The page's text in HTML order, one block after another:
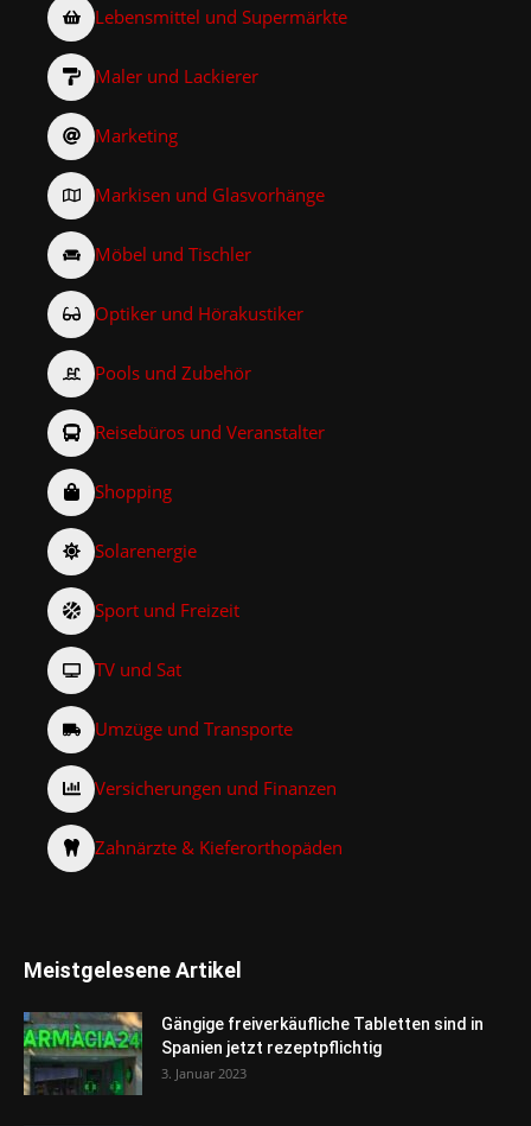
Lebensmittel und Supermärkte
Maler und Lackierer
Marketing
Markisen und Glasvorhänge
Möbel und Tischler
Optiker und Hörakustiker
Pools und Zubehör
Reisebüros und Veranstalter
Shopping
Solarenergie
Sport und Freizeit
TV und Sat
Umzüge und Transporte
Versicherungen und Finanzen
Zahnärzte & Kieferorthopäden
Meistgelesene Artikel
Gängige freiverkäufliche Tabletten sind in
Spanien jetzt rezeptpflichtig
3. Januar 2023